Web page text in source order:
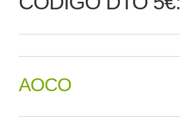
AOCO